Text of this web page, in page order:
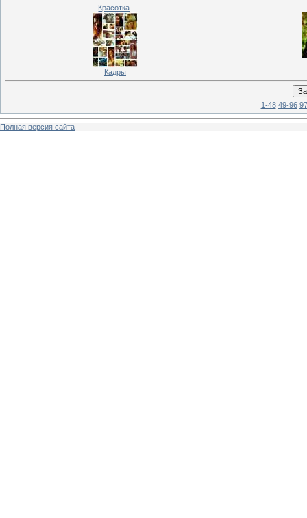
Красотка
Кадры
1-48 49-96
Полная версия сайта